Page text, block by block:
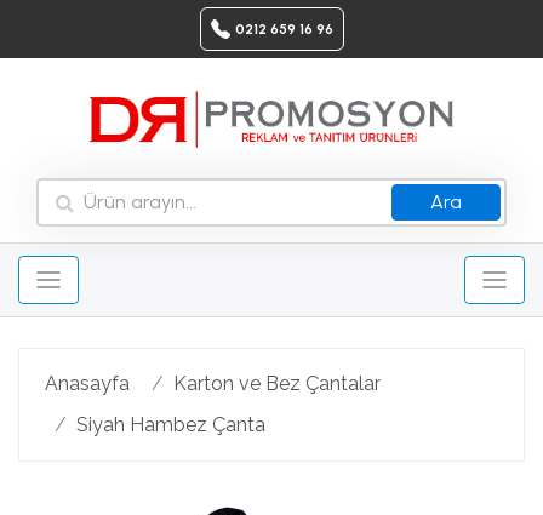
0212 659 16 96
Ara
Anasayfa
Karton ve Bez Çantalar
Siyah Hambez Çanta